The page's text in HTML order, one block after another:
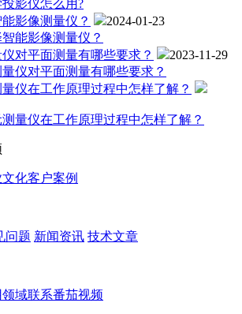
影像测量仪？ 2024-01-23
对平面测量有哪些要求？ 2023-11-29
仪在工作原理过程中怎样了解？
化客户案例
问题 新闻资讯 技术文章
领域联系番茄视频